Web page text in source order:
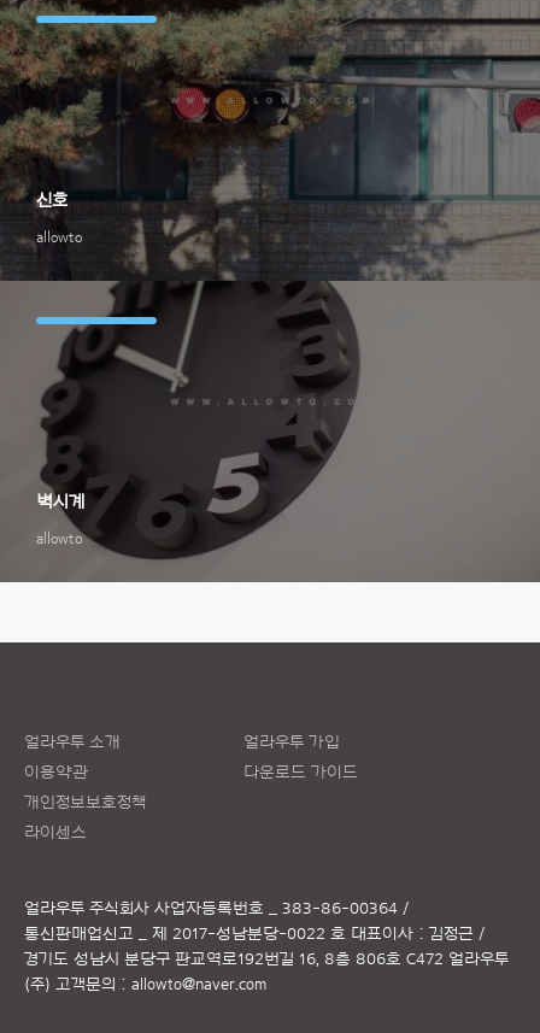
allowto
신호
allowto
벽시계
얼라우투 소개
이용약관
개인정보보호정책
라이센스
얼라우투 가입
다운로드 가이드
얼라우투 주식회사 사업자등록번호 _ 383-86-00364 /
통신판매업신고 _ 제 2017-성남분당-0022 호 대표이사 : 김정근 /
경기도 성남시 분당구 판교역로192번길 16, 8층 806호 C472 얼라우투
(주) 고객문의 : allowto@naver.com